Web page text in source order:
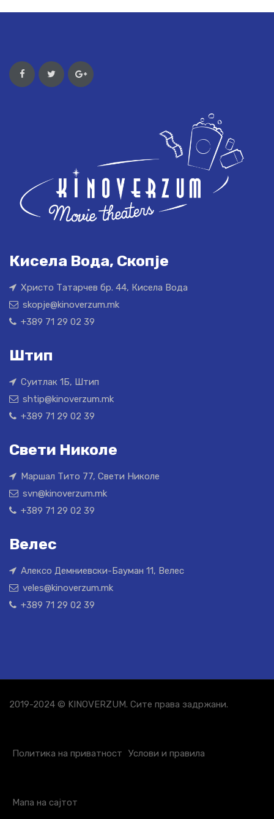
Кисела Вода, Скопје
Христо Татарчев бр. 44, Кисела Вода
skopje@kinoverzum.mk
+389 71 29 02 39
Штип
Суитлак 1Б, Штип
shtip@kinoverzum.mk
+389 71 29 02 39
Свети Николе
Маршал Тито 77, Свети Николе
svn@kinoverzum.mk
+389 71 29 02 39
Велес
Алексо Демниевски-Бауман 11, Велес
veles@kinoverzum.mk
+389 71 29 02 39
2019-2024 © KINOVERZUM. Сите права задржани.
Политика на приватност Услови и правила
Мапа на сајтот